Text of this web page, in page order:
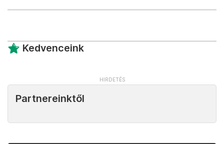
Kedvenceink
Partnereinktől